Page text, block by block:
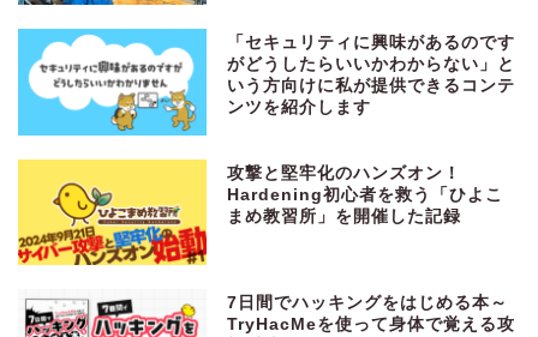
「セキュリティに興味があるのです
がどうしたらいいかわからない」と
いう方向けに私が提供できるコンテ
ンツを紹介します
攻撃と堅牢化のハンズオン！
Hardening初心者を救う「ひよこ
まめ教習所」を開催した記録
7日間でハッキングをはじめる本～
TryHacMeを使って身体で覚える攻